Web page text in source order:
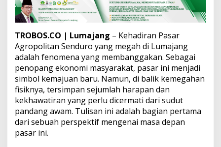
:
H
a
r
a
p
a
n
d
n
K
e
k
TROBOS.CO | Lumajang – Kehadiran Pasar
Agropolitan Senduro yang megah di Lumajang
adalah fenomena yang membanggakan. Sebagai
penopang ekonomi masyarakat, pasar ini menjadi
simbol kemajuan baru. Namun, di balik kemegahan
fisiknya, tersimpan sejumlah harapan dan
kekhawatiran yang perlu dicermati dari sudut
pandang awam. Tulisan ini adalah bagian pertama
dari sebuah perspektif mengenai masa depan
pasar ini.